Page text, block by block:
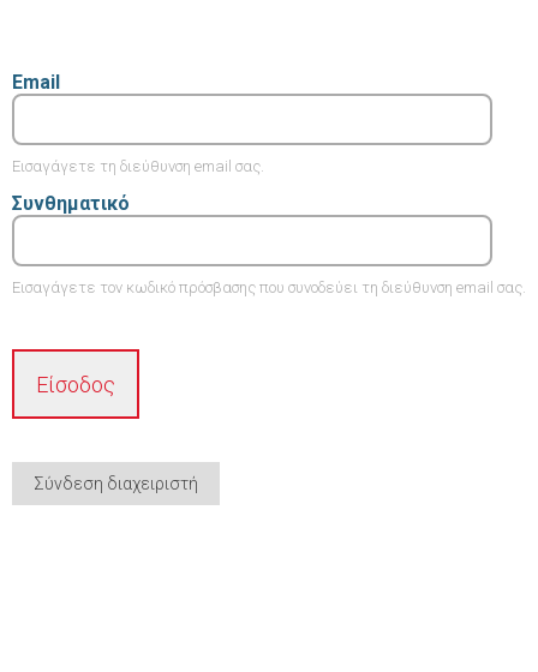
Email
Εισαγάγετε τη διεύθυνση email σας.
Συνθηματικό
Εισαγάγετε τον κωδικό πρόσβασης που συνοδεύει τη διεύθυνση email σας.